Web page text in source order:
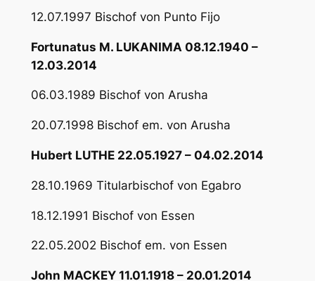
12.07.1997 Bischof von Punto Fijo
Fortunatus M. LUKANIMA 08.12.1940 –
12.03.2014
06.03.1989 Bischof von Arusha
20.07.1998 Bischof em. von Arusha
Hubert LUTHE 22.05.1927 – 04.02.2014
28.10.1969 Titularbischof von Egabro
18.12.1991 Bischof von Essen
22.05.2002 Bischof em. von Essen
John MACKEY 11.01.1918 – 20.01.2014